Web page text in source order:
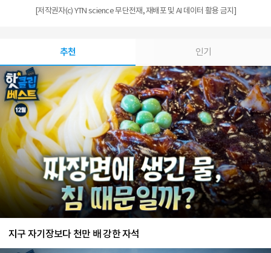
[저작권자(c) YTN science 무단전재, 재배포 및 AI 데이터 활용 금지]
추천 인기
지구 자기장보다 천만 배 강한 자석